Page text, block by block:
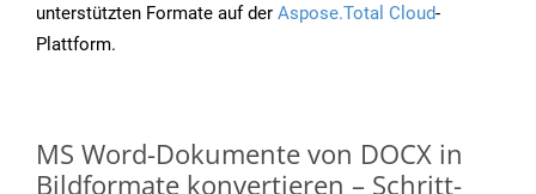
unterstützten Formate auf der Aspose.Total Cloud-
Plattform.
MS Word-Dokumente von DOCX in
Bildformate konvertieren – Schritt-